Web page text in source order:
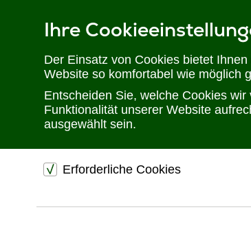
Ihre
Der Einsatz von Cookies bietet
Website so komfortabel wie möglich
Entscheiden Sie, welche Cookies
Funktionalität unserer Website
ausgewählt sein.
Erforderliche Cookies
Website.
Telefon: 02302 28 28 30